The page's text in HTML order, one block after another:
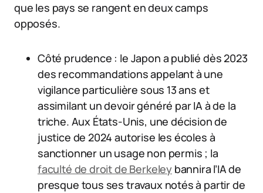
que les pays se rangent en deux camps
opposés.
Côté prudence : le Japon a publié dès 2023
des recommandations appelant à une
vigilance particulière sous 13 ans et
assimilant un devoir généré par IA à de la
triche. Aux États-Unis, une décision de
justice de 2024 autorise les écoles à
sanctionner un usage non permis ; la
faculté de droit de Berkeleybannira l’IA de
presque tous ses travaux notés à partir de